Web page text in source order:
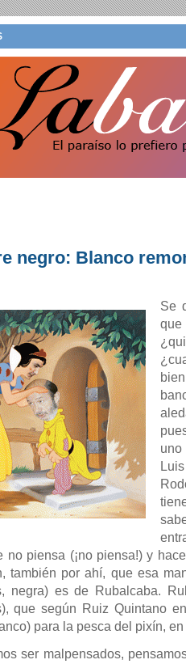
negro: Blanco
Se
uno
no piensa (¡no piensa!) y
también por ahí, que esa
negra) es de Rubalcaba.
que según Ruiz Quintano
para la pesca del pixín,
ser malpensados,